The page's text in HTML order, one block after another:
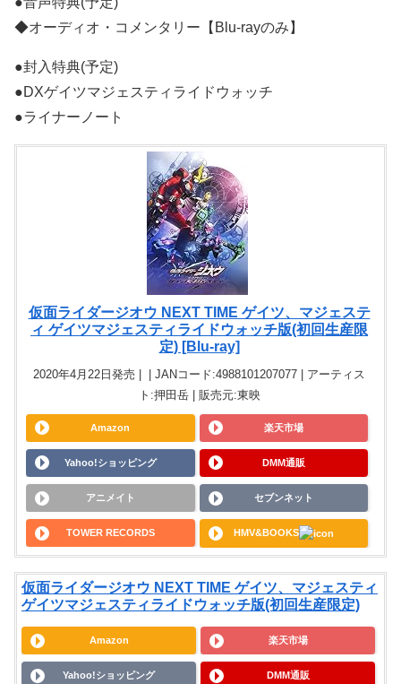
◆オーディオ・コメンタリー【Blu-rayのみ】
●封入特典(予定)
●DXゲイツマジェスティライドウォッチ
●ライナーノート
仮面ライダージオウ NEXT TIME ゲイツ、マジェステ
ィ ゲイツマジェスティライドウォッチ版(初回生産限
定) [Blu-ray]
2020年4月22日発売 | | JANコード:4988101207077 | アーティス
ト:押田岳 | 販売元:東映
Amazon 楽天市場
Yahoo!ショッピング DMM通販
アニメイト セブンネット
TOWER RECORDS HMV&BOOKS
仮面ライダージオウ NEXT TIME ゲイツ、マジェスティ
ゲイツマジェスティライドウォッチ版(初回生産限定)
Amazon 楽天市場
Yahoo!ショッピング DMM通販